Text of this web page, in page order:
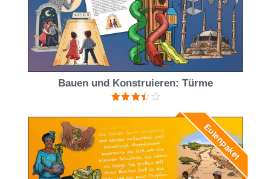
Bauen und Konstruieren: Türme
mit3.50
Eulenpaket